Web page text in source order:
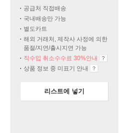
공급처 직접배송
국내배송만 가능
별도카트
해외 거래처, 제작사 사정에 의한
품절/지연/출시지연 가능
직수입 취소수수료 30%안내
상품 정보 중 미표기 안내
리스트에 넣기